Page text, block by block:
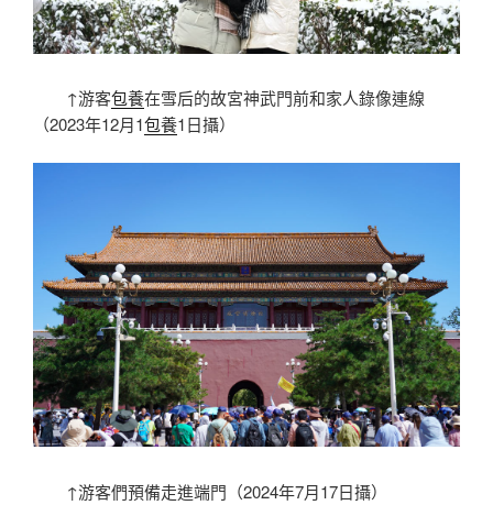
↑游客包養在雪后的故宮神武門前和家人錄像連線
（2023年12月1包養1日攝）
↑游客們預備走進端門（2024年7月17日攝）